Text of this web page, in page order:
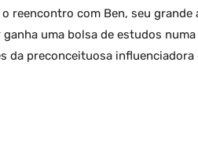
o reencontro com Ben, seu
uma bolsa de estudos
da preconceituosa